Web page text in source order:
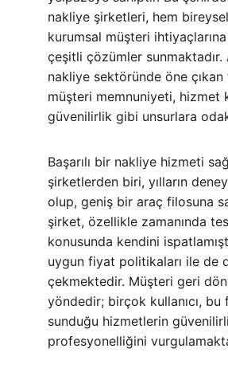
nakliye şirketleri, hem
kurumsal müşteri
çeşitli çözümler
nakliye sektöründe öne çıkan
müşteri memnuniyeti, hizmet
güvenilirlik gibi unsurlara
Başarılı bir nakliye hizmeti
şirketlerden biri, yılların
olup, geniş bir araç filosuna
şirket, özellikle zamanında
konusunda kendini
uygun fiyat politikaları ile de
çekmektedir. Müşteri geri
yöndedir; birçok kullanıcı, bu
sunduğu hizmetlerin
profesyonelliğini